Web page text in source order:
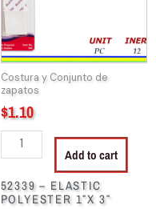
Costura y Conjunto de
zapatos
$1.10
3"
quantity
Add to cart
52339 – ELASTIC
POLYESTER 1″X 3″